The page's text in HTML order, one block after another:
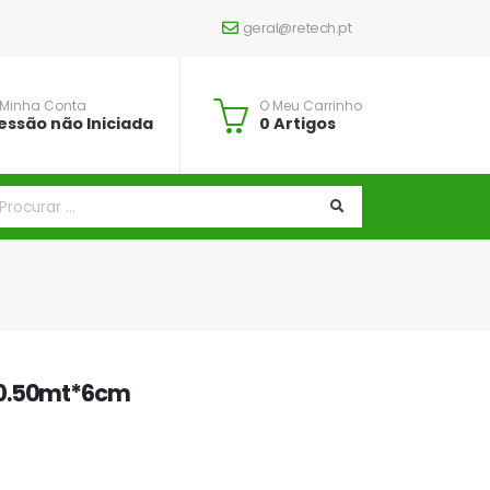
geral@retech.pt
Conta
não Iniciada
O Meu Carrinho
0 Artigos